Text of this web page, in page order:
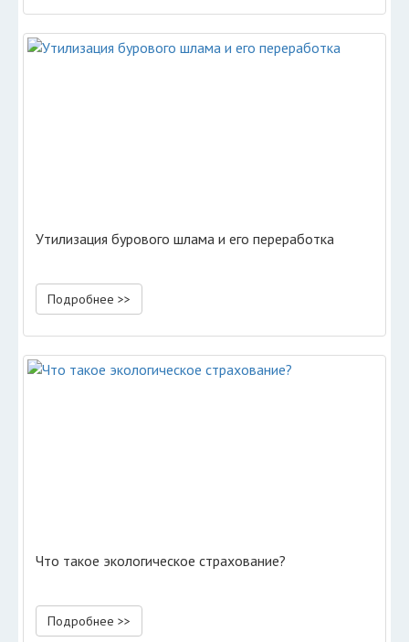
Утилизация бурового шлама и его переработка
Подробнее >>
Что такое экологическое страхование?
Подробнее >>